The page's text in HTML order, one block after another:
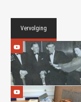
Vervolging